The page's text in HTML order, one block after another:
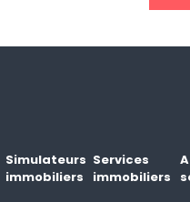
Simulateurs
immobiliers
Services
immobiliers